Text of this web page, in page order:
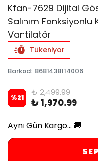
Kfan-7629 Dijital
Salınım Fonksiyonlu
Vantilatör
Tükeniyor
Barkod: 8681438114006
%21 ₺ 2,499.99
₺ 1,970.99
Aynı Gün Kargo... 🚚